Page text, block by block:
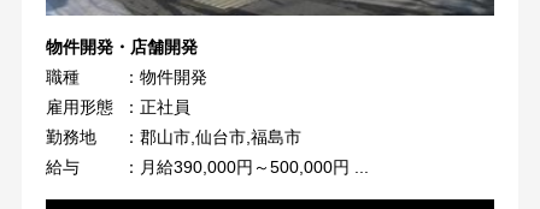
物件開発・店舗開発
職種
：物件開発
雇用形態
：正社員
勤務地
：郡山市,仙台市,福島市
給与
：月給390,000円～500,000円 ...